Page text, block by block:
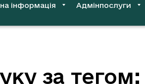
інформація Адмінпослуги
за